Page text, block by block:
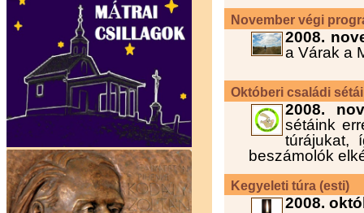
November végi
2008.
a Várak a
Októberi családi
2008.
sétáink
túrájukat,
beszámolók
Kegyeleti túra (esti)
2008.